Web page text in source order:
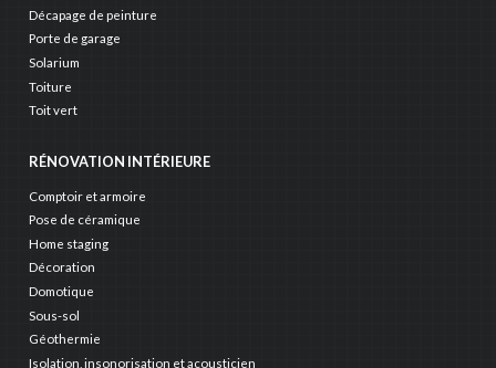
Décapage de peinture
Porte de garage
Solarium
Toiture
Toit vert
RÉNOVATION INTÉRIEURE
Comptoir et armoire
Pose de céramique
Home staging
Décoration
Domotique
Sous-sol
Géothermie
Isolation, insonorisation et acousticien